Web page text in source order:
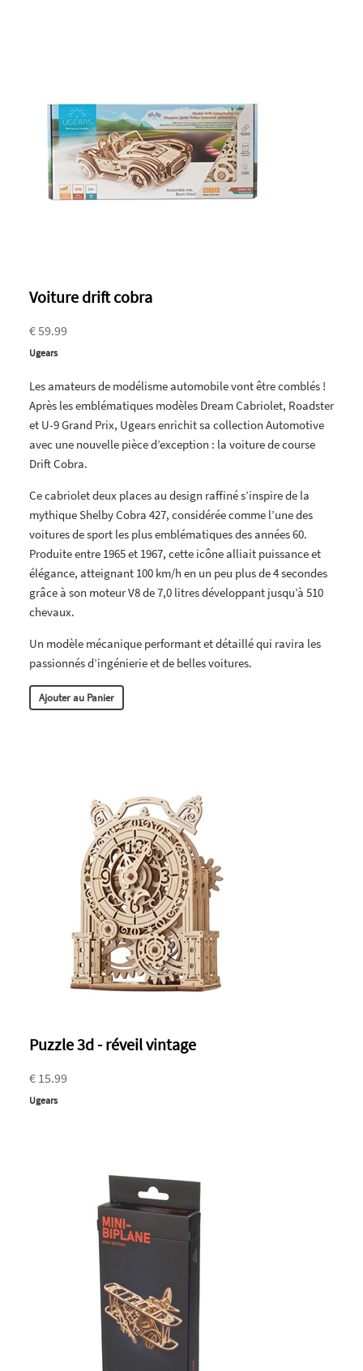
Voiture drift cobra
€ 59.99
Ugears
Les amateurs de modélisme automobile vont être comblés !
Après les emblématiques modèles Dream Cabriolet, Roadster
et U-9 Grand Prix, Ugears enrichit sa collection Automotive
avec une nouvelle pièce d’exception : la voiture de course
Drift Cobra.
Ce cabriolet deux places au design raffiné s’inspire de la
mythique Shelby Cobra 427, considérée comme l’une des
voitures de sport les plus emblématiques des années 60.
Produite entre 1965 et 1967, cette icône alliait puissance et
élégance, atteignant 100 km/h en un peu plus de 4 secondes
grâce à son moteur V8 de 7,0 litres développant jusqu’à 510
chevaux.
Un modèle mécanique performant et détaillé qui ravira les
passionnés d’ingénierie et de belles voitures.
Ajouter au Panier
Puzzle 3d - réveil vintage
€ 15.99
Ugears